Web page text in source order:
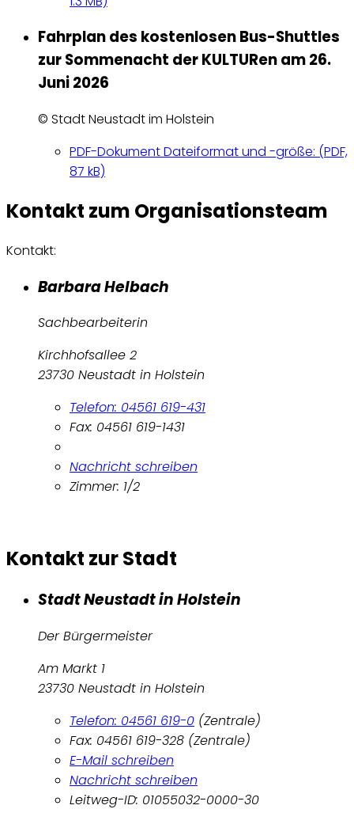
Fahrplan des kostenlosen Bus-Shuttles
zur Sommenacht der KULTURen am 26.
Juni 2026
© Stadt Neustadt im Holstein
PDF-DokumentDateiformat und -größe: (PDF,
87 kB)
Kontakt zum Organisationsteam
Kontakt:
Barbara Helbach
Sachbearbeiterin
Kirchhofsallee 2
23730 Neustadt in Holstein
Telefon: 04561 619-431
Fax: 04561 619-1431
Nachricht schreiben
Zimmer: 1/2
Kontakt zur Stadt
Stadt Neustadt in Holstein
Der Bürgermeister
Am Markt 1
23730 Neustadt in Holstein
Telefon: 04561 619-0 (Zentrale)
Fax: 04561 619-328 (Zentrale)
E-Mail schreiben
Nachricht schreiben
Leitweg-ID: 01055032-0000-30